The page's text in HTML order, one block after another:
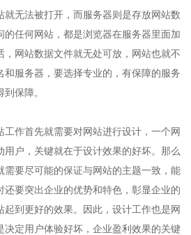
就无法被打开，而服务器则是存放网站数
的任何网站，都是浏览器在服务器里面加
，网站数据文件就无处可放，网站也就不
和服务器，要选择专业的，有保障的服务
保障。
工作首先就需要对网站进行设计，一个网
用户，关键就在于设计效果的好坏。那么
需要尽可能的保证与网站的主题一致，能
还要突出企业的优势和特色，彰显企业的
起到更好的效果。因此，设计工作也是网
决定用户体验好坏，企业盈利效果的关键